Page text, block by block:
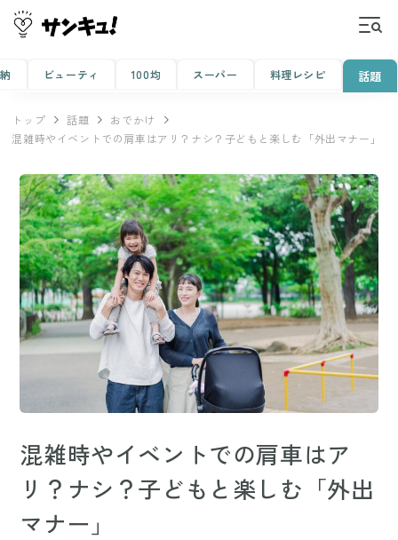
ビューティ 100均 スーパー 料理レシピ 話題
トップ 話題
おでかけ
混雑時やイベントでの肩車はアリ？ナシ？子どもと楽しむ「外出マナー」
混雑時やイベントでの肩車はア
リ？ナシ？子どもと楽しむ「外出
マナー」